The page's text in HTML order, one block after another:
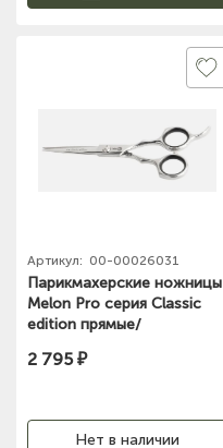
Артикул: 00-00026031
Парикмахерские ножницы
Melon Pro серия Classic
edition прямые/
2 795 ₽
Нет в наличии